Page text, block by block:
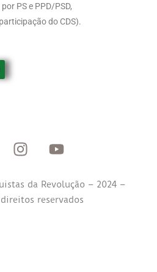
PS e PPD/PSD,
do CDS).
da Revolução – 2024 –
reservados